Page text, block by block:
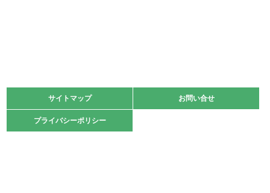
緑ケ丘体育館
2021.10.23
卓球選手権大会ラージボールの部開催☆
サイトマップ お問い合せ
プライバシーポリシー
サイトマップ お問い合せ
プライバシーポリシー